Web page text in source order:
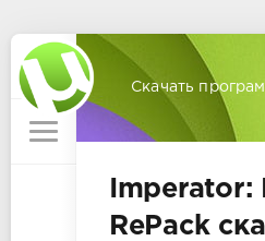
Скачать
Imperator:
RePack